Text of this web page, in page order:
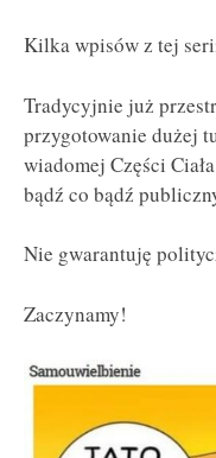
Kilka wpisów z tej
Tradycyjnie już
przygotowanie dużej
wiadomej Części
bądź co bądź
Nie gwarantuję
Zaczynamy!